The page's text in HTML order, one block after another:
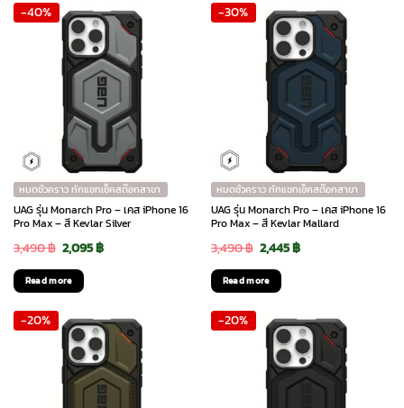
2,990 ฿.1,945 ฿.
2,990 ฿.1,795 ฿.
-40%
หมดชั่วคราว ทักแชทเช็คสต๊อกสาขา
UAG รุ่น Monarch Pro – เคส iPhone 16
Pro Max – สี Kevlar Silver
3,490฿ Original
price
was:
3,490 ฿.
2,095฿Current
2,095 ฿.
Read more
-30%
หมดชั่วคราว ทักแชทเช็คสต๊อกสาขา
UAG รุ่น Monarch Pro – เคส iPhone 16
Pro Max – สี Kevlar Mallard
3,490฿ Original
price
was:
3,490 ฿.
2,445฿Current
2,445 ฿.
Read more
-20% -20%